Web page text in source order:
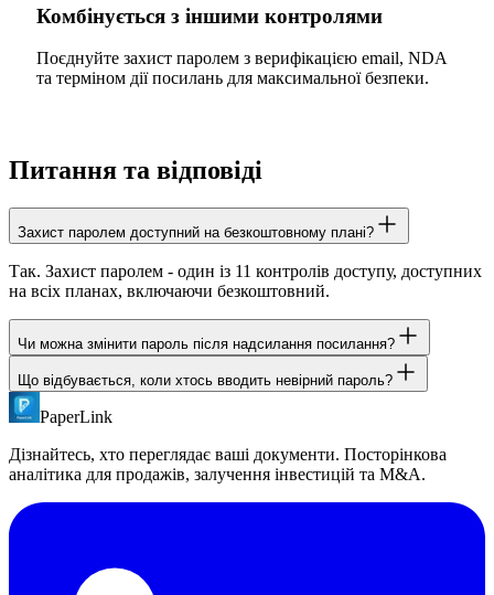
Комбінується з іншими контролями
Поєднуйте захист паролем з верифікацією email, NDA
та терміном дії посилань для максимальної безпеки.
Питання та відповіді
Захист паролем доступний на безкоштовному плані?
Так. Захист паролем - один із 11 контролів доступу, доступних
на всіх планах, включаючи безкоштовний.
Чи можна змінити пароль після надсилання посилання?
Так. Оновлюйте пароль будь-коли з панелі управління. Те ж
посилання продовжує працювати з новим паролем.
Що відбувається, коли хтось вводить невірний пароль?
Відображається повідомлення про помилку, і можна
всі спроби доступу фіксуються.
PaperLink
Дізнайтесь, хто переглядає ваші документи. Посторінкова
аналітика для продажів, залучення інвестицій та M&A.